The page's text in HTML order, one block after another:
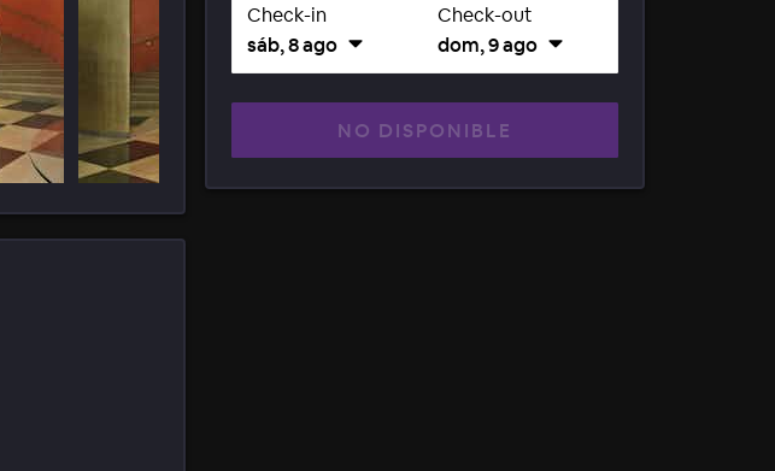
Check-in
sáb, 8 ago
Check-out
dom, 9 ago
NO DISPONIBLE